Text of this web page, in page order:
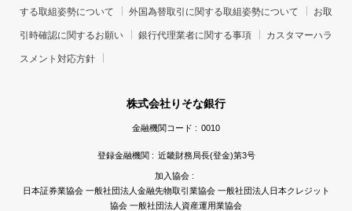
する取組姿勢について 外国為替取引に関する取組姿勢について お取
引時確認に関するお願い 銀行代理業者に関する事項 カスタマーハラ
スメント対応方針
株式会社りそな銀行
金融機関コード : 0010
登録金融機関 : 近畿財務局長(登金)第3号
加入協会 :
日本証券業協会 一般社団法人金融先物取引業協会 一般社団法人日本クレジット
協会 一般社団法人資産運用業協会